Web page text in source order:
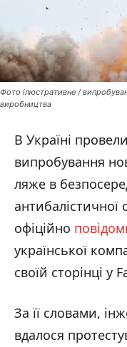
Фото ілюстративне /
виробництва
В Україні
випробування
ляже в
офіційно
української
своїй сторінці у
За її словами,
вдалося